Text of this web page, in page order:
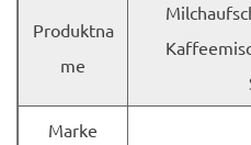
Produktna
me
Marke